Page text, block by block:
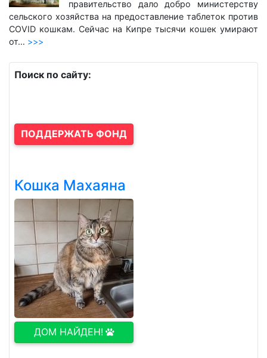
правительство дало добро министерству
сельского хозяйства на предоставление таблеток против
COVID кошкам. Сейчас на Кипре тысячи кошек умирают
от… >>>
Поиск по сайту:
ПОДДЕРЖАТЬ ФОНД
Кошка Махаяна
ДОМ НАЙДЕН!